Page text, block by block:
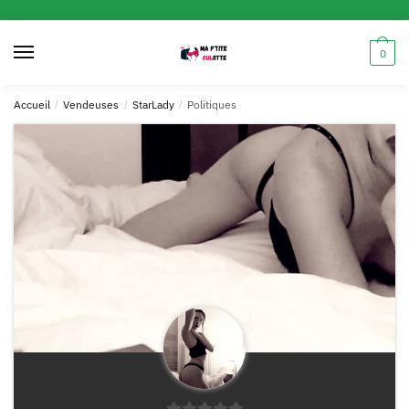
0
Accueil / Vendeuses / StarLady / Politiques